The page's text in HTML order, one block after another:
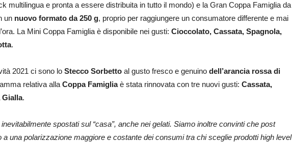
multilingua e pronta a essere distribuita in tutto il mondo) e la Gran Coppa Famiglia da
un nuovo formato da 250 g, proprio per raggiungere un consumatore differente e mai
La Mini Coppa Famiglia è disponibile nei gusti: Cioccolato, Cassata, Spagnola,
.
2021 ci sono lo Stecco Sorbetto al gusto fresco e genuino dell’arancia rossa di
relativa alla Coppa Famigliaè stata rinnovata con tre nuovi gusti: Cassata,
Gialla.
spostati sul “casa”, anche nei gelati. Siamo inoltre convinti che post
una polarizzazione maggiore e costante dei consumi tra chi sceglie prodotti high level